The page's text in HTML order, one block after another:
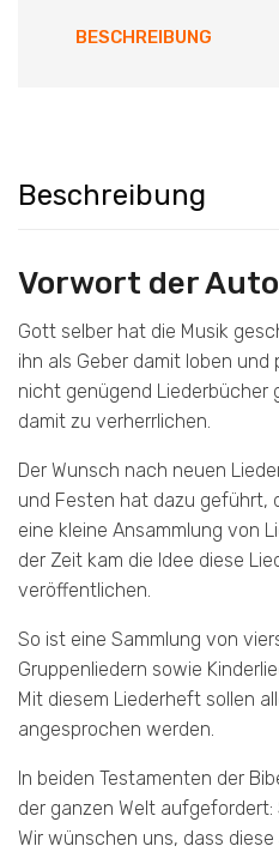
BESCHREIBUNG
Beschreibung
Vorwort der
Gott selber hat die Musik
ihn als Geber damit loben und
nicht genügend Liederbücher
damit zu verherrlichen.
Der Wunsch nach neuen
und Festen hat dazu geführt,
eine kleine Ansammlung von
der Zeit kam die Idee diese
veröffentlichen.
So ist eine Sammlung von
Gruppenliedern sowie
Mit diesem Liederheft sollen
angesprochen werden.
In beiden Testamenten der
der ganzen Welt aufgefordert:
Wir wünschen uns, dass